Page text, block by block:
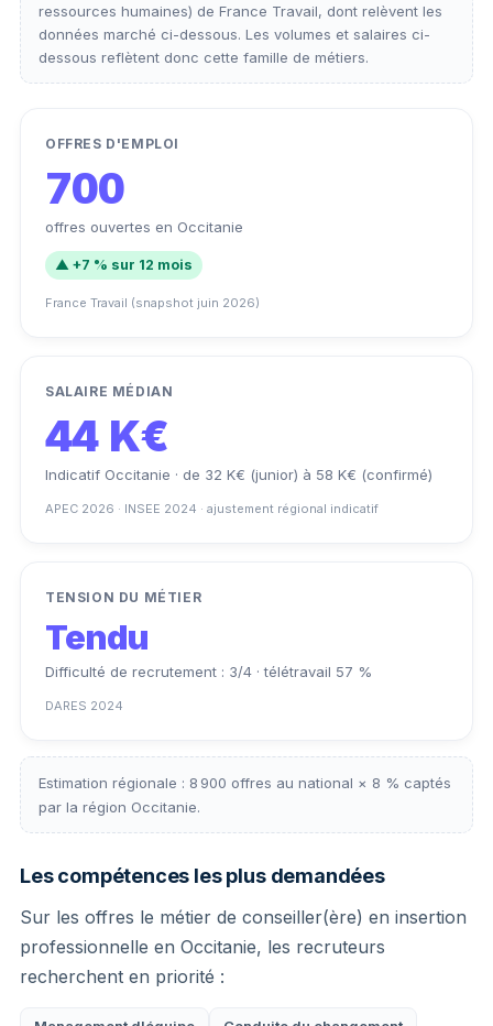
ressources humaines) de France Travail, dont relèvent les
données marché ci-dessous. Les volumes et salaires ci-
dessous reflètent donc cette famille de métiers.
OFFRES D'EMPLOI
700
offres ouvertes en Occitanie
▲ +7 % sur 12 mois
France Travail (snapshot juin 2026)
SALAIRE MÉDIAN
44 K€
Indicatif Occitanie · de 32 K€ (junior) à 58 K€ (confirmé)
APEC 2026 · INSEE 2024 · ajustement régional indicatif
TENSION DU MÉTIER
Tendu
Difficulté de recrutement : 3/4 · télétravail 57 %
DARES 2024
Estimation régionale : 8 900 offres au national × 8 % captés
par la région Occitanie.
Les compétences les plus demandées
Sur les offres le métier de conseiller(ère) en insertion
professionnelle en Occitanie, les recruteurs
recherchent en priorité :